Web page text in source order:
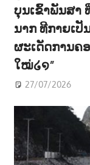
ບຸນເຂົ້າພັນສາ
ນາກ ທີກາຍເ
ຜະເດັດການຄ
ໃໝ່໒໑”
27/07/2026